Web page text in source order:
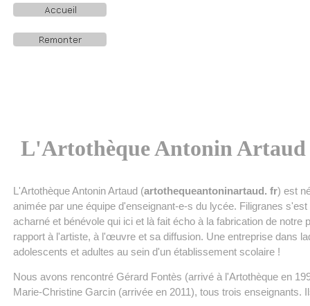
L'Artothèque Antonin Artaud
L'Artothèque Antonin Artaud (artothequeantoninartaud. fr) est
animée par une équipe d'enseignant-e-s du lycée. Filigranes
acharné et bénévole qui ici et là fait écho à la fabrication de
rapport à l'artiste, à l'œuvre et sa diffusion. Une entreprise dans
adolescents et adultes au sein d'un établissement scolaire !
Nous avons rencontré Gérard Fontès (arrivé à l'Artothèque en
Marie-Christine Garcin (arrivée en 2011), tous trois enseignants.